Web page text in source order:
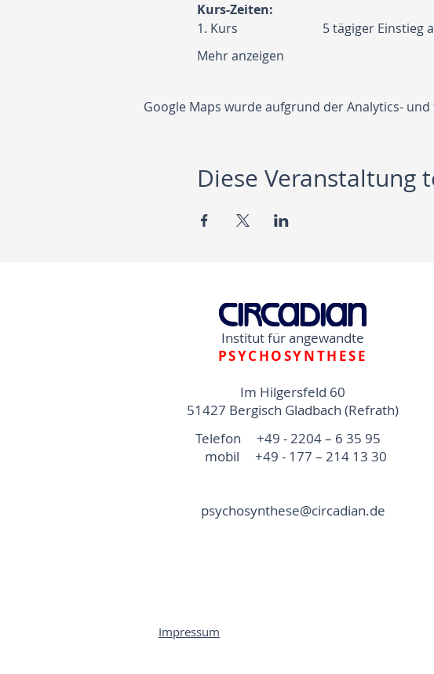
Kurs-Zeiten:
1. Kurs			5 tägiger
Mehr anzeigen
Google Maps wurde aufgrund der Analytics-
Diese Veranstaltung
Institut für angewandte
PSYCHOSYNTHESE
Im Hilgersfeld 60
51427 Bergisch Gladbach (Refrath)
Telefon +49 - 2204 – 6 35 95
mobil +49 - 177 – 214 13 30
psychosynthese@circadian.de
Impressum